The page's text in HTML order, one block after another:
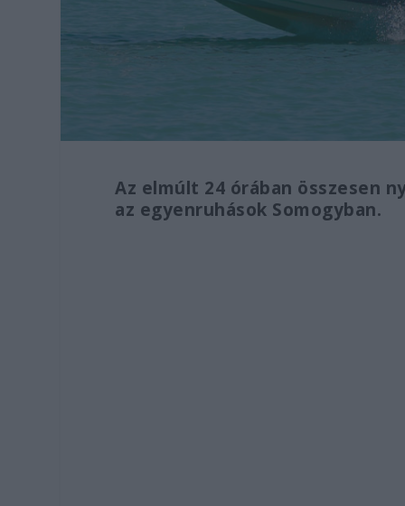
Az elmúlt 24 órában összesen
az egyenruhások Somogyban.